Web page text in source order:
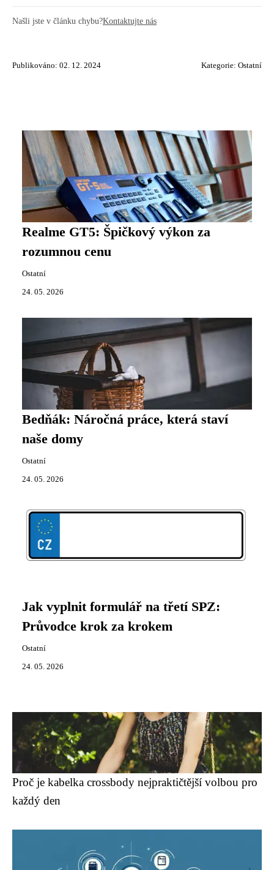
Našli jste v článku chybu?Kontaktujte nás
Publikováno: 02. 12. 2024 Kategorie: Ostatní
Realme GT5: Špičkový výkon za
rozumnou cenu
Ostatní
24. 05. 2026
Bedňák: Náročná práce, která staví
naše domy
Ostatní
24. 05. 2026
Jak vyplnit formulář na třetí SPZ:
Průvodce krok za krokem
Ostatní
24. 05. 2026
Proč je kabelka crossbody nejpraktičtější volbou pro
každý den